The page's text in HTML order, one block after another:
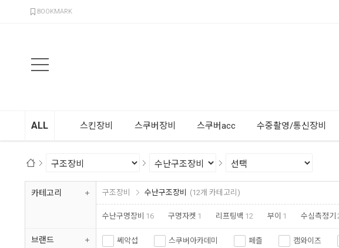
BOOKMARK
ALL 스킨장비 스쿠버장비 스쿠버acc 수중촬영/통신장비
카테고리 구조장비 수난구조장비 (12개 카테고리)
수난구명장비 16 구명자켓 1 리프팅백 12 부이 1 수심측정기
레스큐시스템
브랜드 쎄악섭 스쿠버아카데미 페츨 캠와이즈